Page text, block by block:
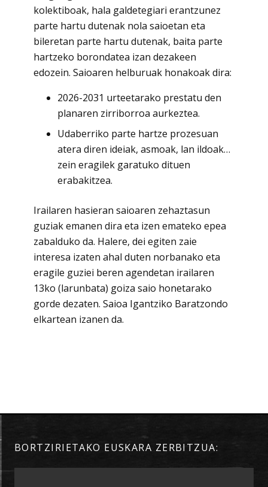
kolektiboak, hala galdetegiari erantzunez
parte hartu dutenak nola saioetan eta
bileretan parte hartu dutenak, baita parte
hartzeko borondatea izan dezakeen
edozein. Saioaren helburuak honakoak dira:
2026-2031 urteetarako prestatu den
planaren zirriborroa aurkeztea.
Udaberriko parte hartze prozesuan
atera diren ideiak, asmoak, lan ildoak…
zein eragilek garatuko dituen
erabakitzea.
Irailaren hasieran saioaren zehaztasun
guziak emanen dira eta izen emateko epea
zabalduko da. Halere, dei egiten zaie
interesa izaten ahal duten norbanako eta
eragile guziei beren agendetan irailaren
13ko (larunbata) goiza saio honetarako
gorde dezaten. Saioa Igantziko Baratzondo
elkartean izanen da.
BORTZIRIETAKO EUSKARA ZERBITZUA: